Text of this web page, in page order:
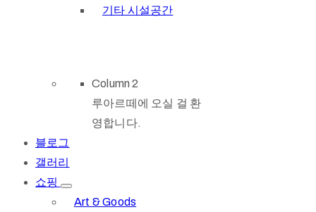
기타 시설공간
Column 2
루아르떼에 오실 걸 환
영합니다.
블로그
갤러리
쇼핑
Art & Goods